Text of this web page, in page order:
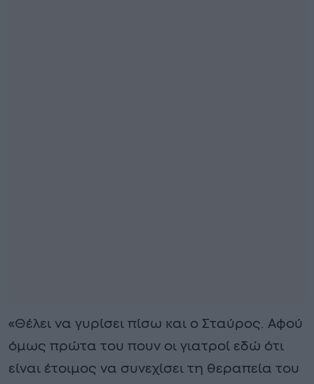
«Θέλει να γυρίσει πίσω και ο Σταύρος. Αφού
όμως πρώτα του πουν οι γιατροί εδώ ότι
είναι έτοιμος να συνεχίσει τη θεραπεία του